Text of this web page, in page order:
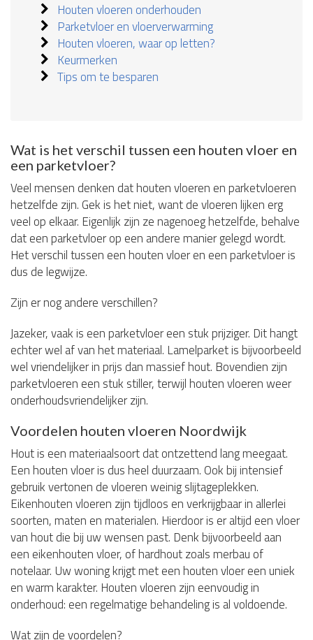
Houten vloeren onderhouden
Parketvloer en vloerverwarming
Houten vloeren, waar op letten?
Keurmerken
Tips om te besparen
Wat is het verschil tussen een houten vloer en
een parketvloer?
Veel mensen denken dat houten vloeren en parketvloeren
hetzelfde zijn. Gek is het niet, want de vloeren lijken erg
veel op elkaar. Eigenlijk zijn ze nagenoeg hetzelfde, behalve
dat een parketvloer op een andere manier gelegd wordt.
Het verschil tussen een houten vloer en een parketvloer is
dus de legwijze.
Zijn er nog andere verschillen?
Jazeker, vaak is een parketvloer een stuk prijziger. Dit hangt
echter wel af van het materiaal. Lamelparket is bijvoorbeeld
wel vriendelijker in prijs dan massief hout. Bovendien zijn
parketvloeren een stuk stiller, terwijl houten vloeren weer
onderhoudsvriendelijker zijn.
Voordelen houten vloeren Noordwijk
Hout is een materiaalsoort dat ontzettend lang meegaat.
Een houten vloer is dus heel duurzaam. Ook bij intensief
gebruik vertonen de vloeren weinig slijtageplekken.
Eikenhouten vloeren zijn tijdloos en verkrijgbaar in allerlei
soorten, maten en materialen. Hierdoor is er altijd een vloer
van hout die bij uw wensen past. Denk bijvoorbeeld aan
een eikenhouten vloer, of hardhout zoals merbau of
notelaar. Uw woning krijgt met een houten vloer een uniek
en warm karakter. Houten vloeren zijn eenvoudig in
onderhoud: een regelmatige behandeling is al voldoende.
Wat zijn de voordelen?